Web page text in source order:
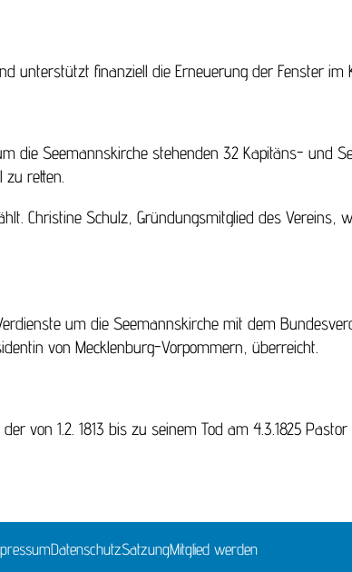
unterstützt finanziell die Erneuerung der Fenster im
die Seemannskirche stehenden 32 Kapitäns- und
retten.
Christine Schulz, Gründungsmitglied des Vereins,
um die Seemannskirche mit dem
von Mecklenburg-Vorpommern, überreicht.
von 1.2. 1813 bis zu seinem Tod am 4.3.1825
DatenschutzSatzungMitglied werden